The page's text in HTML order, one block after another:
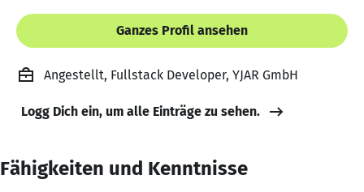
Ganzes Profil ansehen
Angestellt, Fullstack Developer, YJAR GmbH
Logg Dich ein, um alle Einträge zu sehen.
Fähigkeiten und Kenntnisse